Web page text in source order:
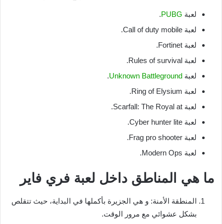
لعبة PUBG
.
لعبة Call of duty mobile.
لعبة Fortinet.
لعبة Rules of survival.
لعبة Unknown Battleground
.
لعبة Ring of Elysium.
لعبة Scarfall: The Royal at.
لعبة Cyber hunter lite.
لعبة Frag pro shooter.
لعبة Modern Ops.
ما هي المناطق داخل لعبة فري فاير
المنطقة الأمنة: و هي الجزيرة بأكملها في البداية، حيث تتقلص
بشكل عشوائي مع مرور الوقت.